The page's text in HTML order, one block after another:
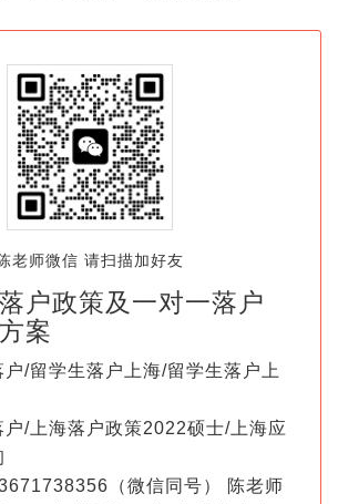
老师微信 请扫描加好友
户政策及一对一落户
案
户/留学生落户上海/留学生落户上
户/上海落户政策2022硕士/上海应
（微信同号） 陈老师